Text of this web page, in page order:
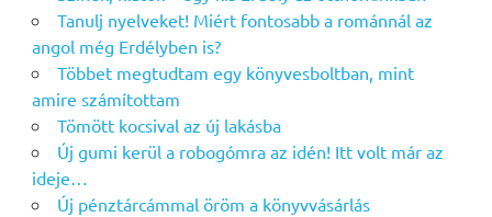
Tanulj nyelveket! Miért fontosabb a románnál az
angol még Erdélyben is?
Többet megtudtam egy könyvesboltban, mint
amire számítottam
Tömött kocsival az új lakásba
Új gumi kerül a robogómra az idén! Itt volt már az
ideje…
Új pénztárcámmal öröm a könyvvásárlás